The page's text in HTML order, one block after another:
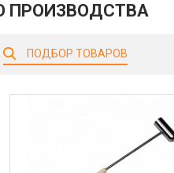
ПРОИЗВОДСТВА
ПОДБОР ТОВАРОВ